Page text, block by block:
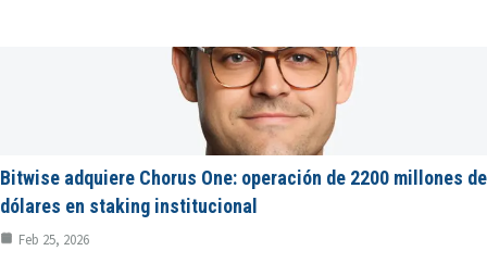
Bitwise adquiere Chorus One: operación de 2200 millones de
dólares en staking institucional
Feb 25, 2026